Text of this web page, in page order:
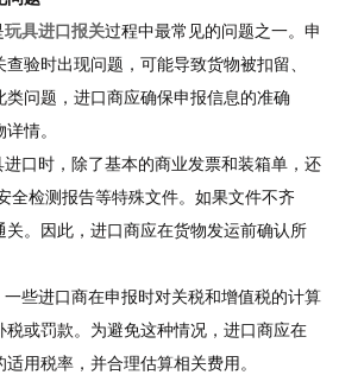
玩具进口报关过程中最常见的问题之一。申
验时出现问题，可能导致货物被扣留、
问题，进口商应确保申报信息的准确
情。
口时，除了基本的商业发票和装箱单，还
全检测报告等特殊文件。如果文件不齐
。因此，进口商应在货物发运前确认所
些进口商在申报时对关税和增值税的计算
或罚款。为避免这种情况，进口商应在
用税率，并合理估算相关费用。